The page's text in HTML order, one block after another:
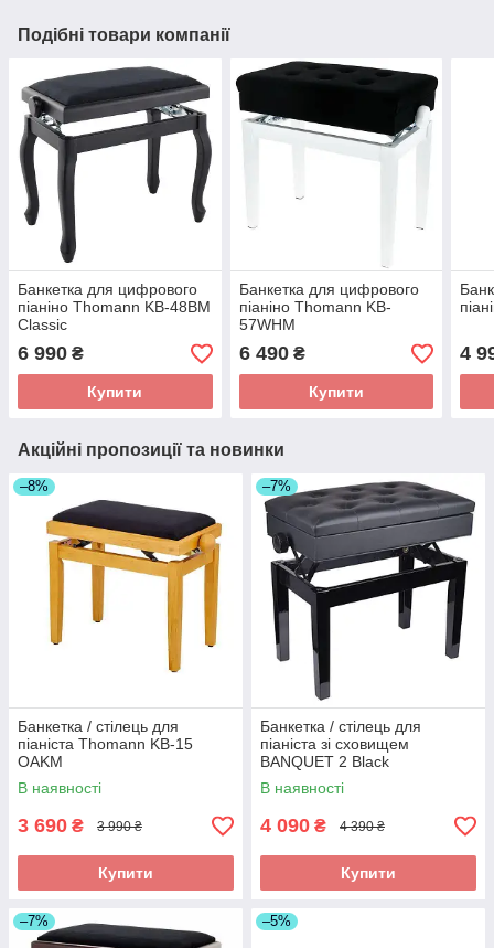
Подібні товари компанії
Банкетка для цифрового
піаніно Thomann KB-48BM
Classic
6 990 ₴
Купити
Банкетка для цифрового
піаніно Thomann KB-
57WHM
6 490₴
Купити
4
Акційні пропозиції та новинки
–8%
Банкетка / стілець для
піаніста Thomann KB-15
OAKM
В наявності
3 690 ₴ 3 990 ₴
Купити
–7%
Банкетка / стілець для
піаніста зі сховищем
BANQUET 2 Black
В наявності
4 090 ₴ 4 390 ₴
Купити
–7% –5%